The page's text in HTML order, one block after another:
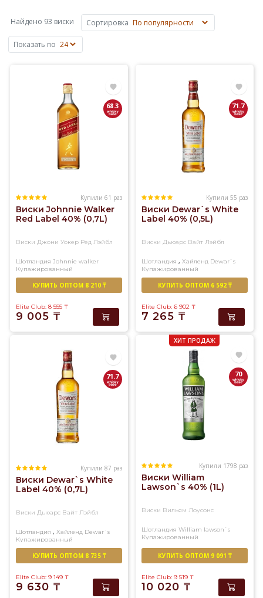
основе
ячменя,
пшеницы,
Канаде,
известен
японский
виски.
вы
найдете
огромный
ассортимент
купажированного
превосходного
Найдено 93 виски Сортировка
Показать по
68.3
Купили 61 раз
Виски Johnnie Walker
Red Label 40% (0,7L)
Виски Джони Уокер Ред Лэйбл
Шотландия Johnnie walker
Купажированный
КУПИТЬ ОПТОМ 8 210 ₸
Elite Club: 8 555 ₸
9 005 ₸
71.7
Купили 55 раз
Виски Dewar`s White
Label 40% (0,5L)
Виски Дьюарс Вайт Лэйбл
Шотландия , Хайленд Dewar`s
Купажированный
КУПИТЬ ОПТОМ 6 592 ₸
Elite Club: 6 902 ₸
7 265 ₸
71.7
Купили 87 раз
Виски Dewar`s White
Label 40% (0,7L)
Виски Дьюарс Вайт Лэйбл
Шотландия , Хайленд Dewar`s
Купажированный
КУПИТЬ ОПТОМ 8 735 ₸
Elite Club: 9 149 ₸
9 630 ₸
ХИТ ПРОДАЖ
70
Купили 1798 раз
Виски William
Lawson`s 40% (1L)
Виски Вильям Лоусонс
Шотландия William lawson`s
Купажированный
КУПИТЬ ОПТОМ 9 091 ₸
Elite Club: 9 519 ₸
10 020 ₸